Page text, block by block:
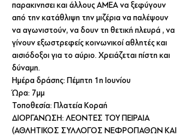
παρακινησει και άλλους ΑΜΕΑ να ξεφύγουν
από την κατάθλιψη την μιζέρια να παλέψουν
να αγωνιστούν, να δουν τη θετική πλευρά , να
γίνουν εξωστρεφείς κοινωνικοί αθλητές και
αισιόδοξοι για το αύριο. Χρειάζεται πίστη και
δύναμη.
Ημέρα δράσης: Πέμπτη 1η Ιουνίου
Ώρα: 7μμ
Τοποθεσία: Πλατεία Κοραή
ΔΙΟΡΓΑΝΩΣΗ: ΛΕΟΝΤΕΣ ΤΟΥ ΠΕΙΡΑΙΑ
(ΑΘΛΗΤΙΚΟΣ ΣΥΛΛΟΓΟΣ ΝΕΦΡΟΠΑΘΩΝ ΚΑΙ